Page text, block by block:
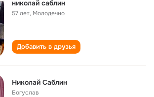
николай саблин
57 лет, Молодечно
Добавить в друзья
Николай Саблин
Богуслав